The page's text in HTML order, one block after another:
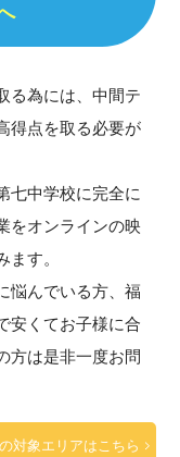
る為には、中間テ
得点を取る必要が
七中学校に完全に
をオンラインの映
す。
悩んでいる方、福
安くてお子様に合
方は是非一度お問
対象エリアはこちら